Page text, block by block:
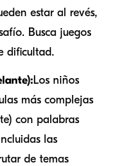
estar al revés,
Busca juegos
dificultad.
Los niños
más complejas
con palabras
las
de temas